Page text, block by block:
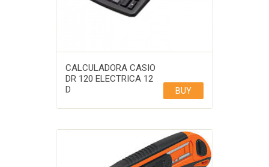
CALCULADORA CASIO
DR 120 ELECTRICA 12
D
BUY